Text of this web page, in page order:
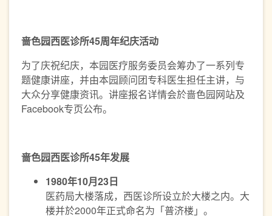
啬色园西医诊所45周年纪庆活动
为了庆祝纪庆，本园医疗服务委员会筹办了一系列专
题健康讲座，并由本园顾问团专科医生担任主讲，与
大众分享健康资讯。讲座报名详情会於啬色园网站及
Facebook专页公布。
啬色园西医诊所45年发展
1980年10月23日
医药局大楼落成，西医诊所设立於大楼之内。大
楼并於2000年正式命名为「普济楼」。